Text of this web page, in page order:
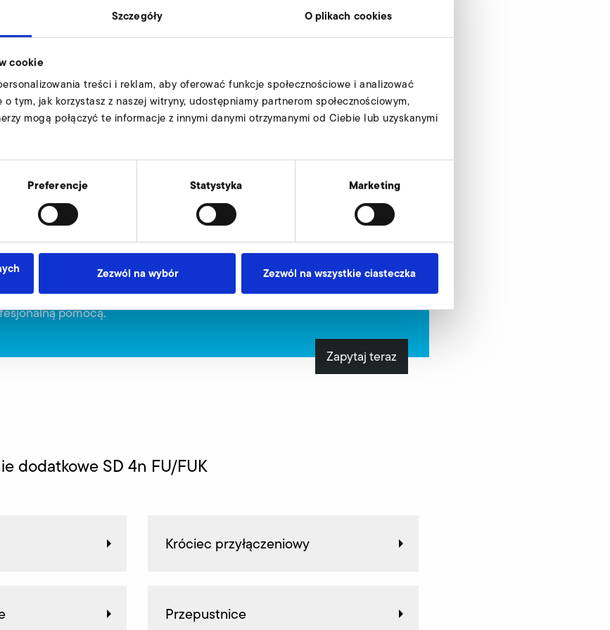
Szczegóły O plikach cookies
cookie
treści i reklam, aby oferować funkcje społecznościowe i analizować
tym, jak korzystasz z naszej witryny, udostępniamy partnerom społecznościowym,
mogą połączyć te informacje z innymi danymi otrzymanymi od Ciebie lub uzyskanymi
Preferencje Statystyka Marketing
Zezwól na wybór Zezwól na wszystkie ciasteczka
68
79
6
9011898
wyślij zapytanie
pomocą.
Zapytaj teraz
dodatkowe SD 4n FU/FUK
Króciec przyłączeniowy
Przepustnice